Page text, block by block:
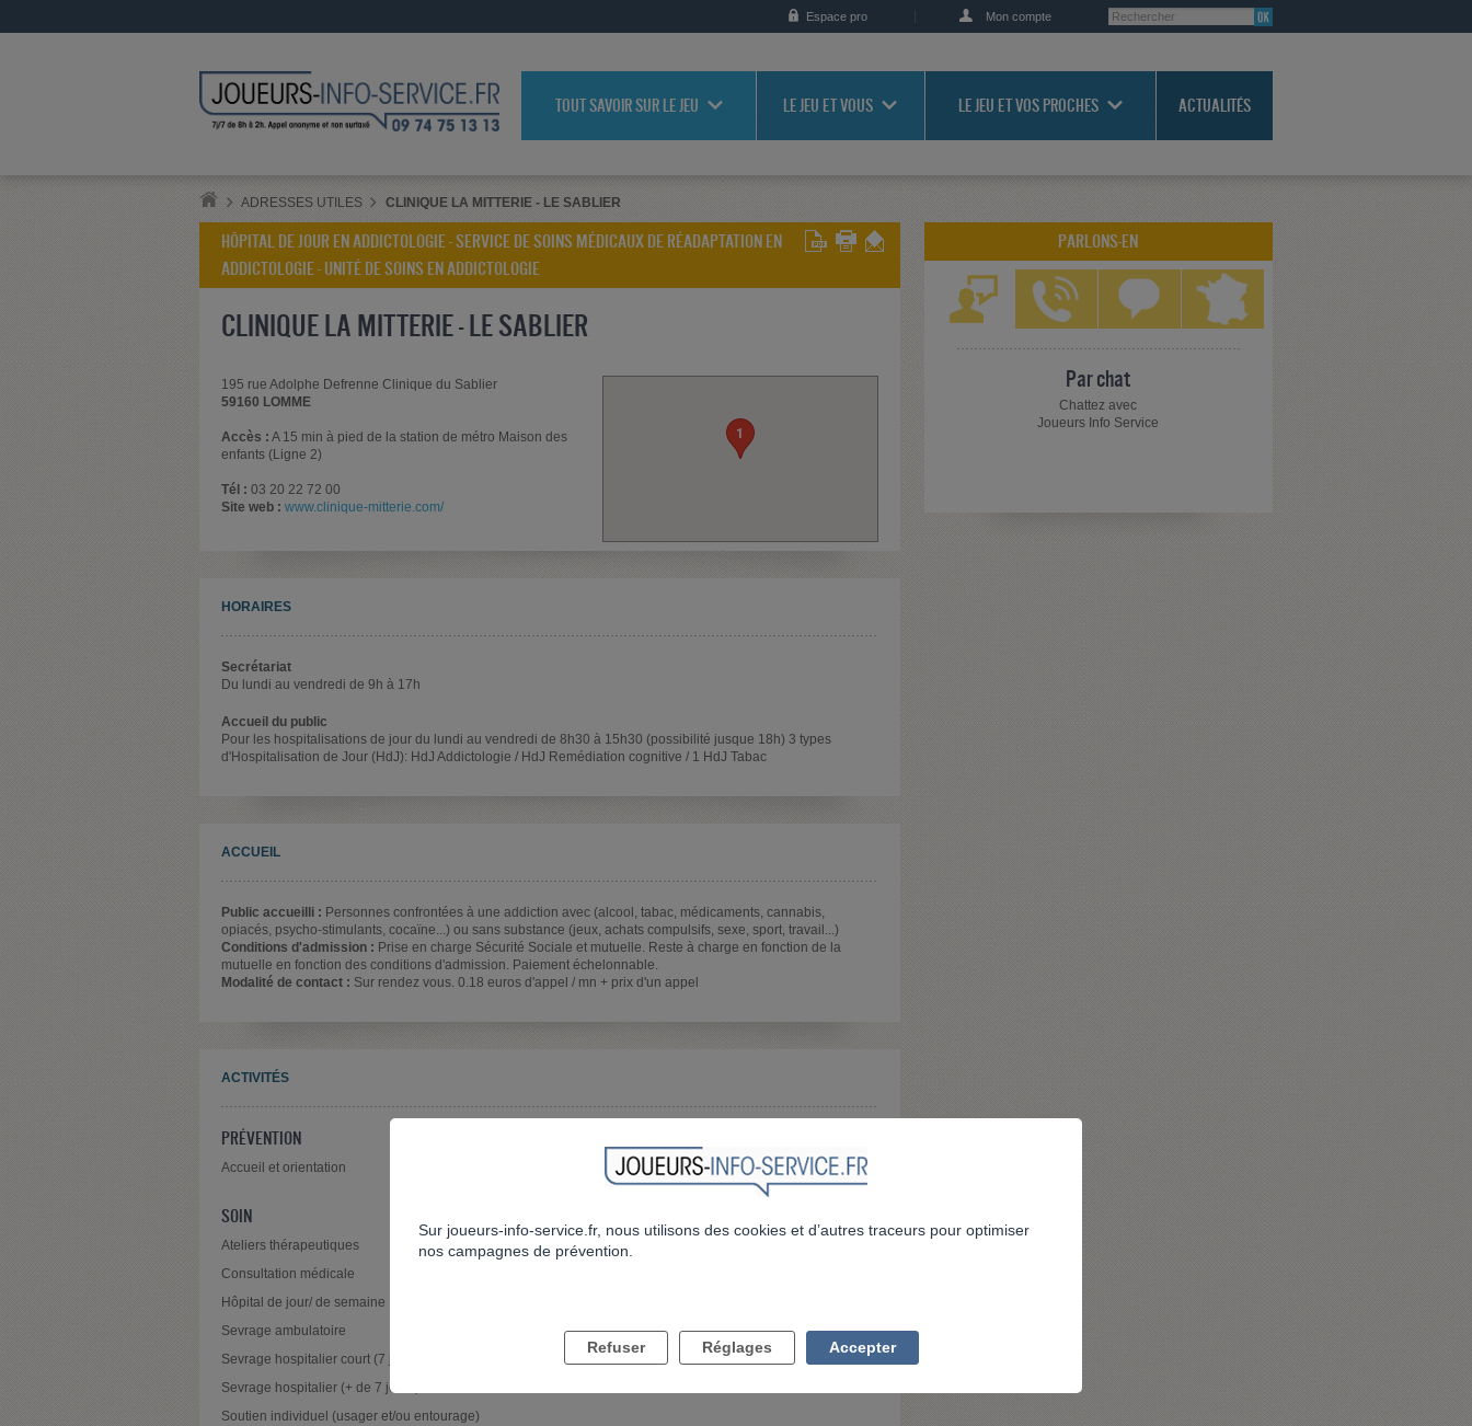
Espace pro Mon compte
TOUT SAVOIR SUR LE JEU LE JEU ET VOUS LE JEU ET VOS PROCHES ACTUALITÉS
ADRESSES UTILES CLINIQUE LA MITTERIE - LE SABLIER
HÔPITAL DE JOUR EN ADDICTOLOGIE - SERVICE DE SOINS MÉDICAUX DE RÉADAPTATION EN
ADDICTOLOGIE - UNITÉ DE SOINS EN ADDICTOLOGIE
CLINIQUE LA MITTERIE - LE SABLIER
1
195 rue Adolphe Defrenne Clinique du Sablier
59160 LOMME
Accès : A 15 min à pied de la station de métro Maison des
enfants (Ligne 2)
Tél : 03 20 22 72 00
Site web : www.clinique-mitterie.com/
HORAIRES
Secrétariat
Du lundi au vendredi de 9h à 17h
Accueil du public
Pour les hospitalisations de jour du lundi au vendredi de 8h30 à 15h30 (possibilité jusque 18h) 3 types
d'Hospitalisation de Jour (HdJ): HdJ Addictologie / HdJ Remédiation cognitive / 1 HdJ Tabac
ACCUEIL
Public accueilli : Personnes confrontées à une addiction avec (alcool, tabac, médicaments, cannabis,
opiacés, psycho-stimulants, cocaïne...) ou sans substance (jeux, achats compulsifs, sexe, sport, travail...)
Conditions d'admission : Prise en charge Sécurité Sociale et mutuelle. Reste à charge en fonction de la
mutuelle en fonction des conditions d'admission. Paiement échelonnable.
Modalité de contact : Sur rendez vous. 0.18 euros d'appel / mn + prix d'un appel
ACTIVITÉS
PRÉVENTION
Accueil et orientation
SOIN
Ateliers thérapeutiques
Consultation médicale
Hôpital de jour/ de semaine
Sevrage ambulatoire
Sevrage hospitalier court (7 jours)
Sevrage hospitalier (+ de 7 jours)
Soutien individuel (usager et/ou entourage)
Soins résidentiels collectifs
PARLONS-EN
Par chat
Chattez avec
Joueurs Info Service
Sur joueurs-info-service.fr, nous utilisons des cookies et d’autres traceurs pour optimiser
nos campagnes de prévention.
Refuser Réglages Accepter